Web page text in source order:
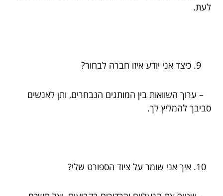
לעת.
כיצד אני יודע איזו חברה לבחור?
– ערוך השוואות בין המותגים הנבחרים, ותן לאנשים
סביבך להמליץ לך.
איך אני שומר על ציוד הספורט שלי?